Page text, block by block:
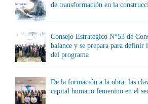
de transformación en la
Consejo Estratégico N°53 de
balance y se prepara para definir
del programa
De la formación a la obra: las
capital humano femenino en el